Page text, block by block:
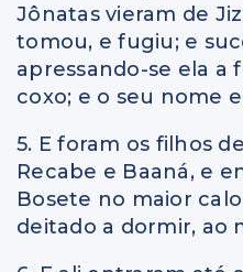
Jônatas vieram de
tomou, e fugiu; e
apressando-se ela a
coxo; e o seu nome
5. E foram os filhos
Recabe e Baaná, e
Bosete no maior
deitado a dormir, ao